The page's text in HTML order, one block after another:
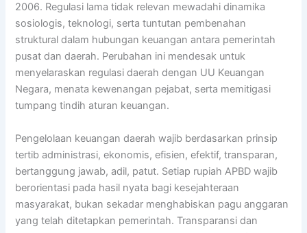
2006. Regulasi lama tidak relevan mewadahi dinamika
sosiologis, teknologi, serta tuntutan pembenahan
struktural dalam hubungan keuangan antara pemerintah
pusat dan daerah. Perubahan ini mendesak untuk
menyelaraskan regulasi daerah dengan UU Keuangan
Negara, menata kewenangan pejabat, serta memitigasi
tumpang tindih aturan keuangan.
Pengelolaan keuangan daerah wajib berdasarkan prinsip
tertib administrasi, ekonomis, efisien, efektif, transparan,
bertanggung jawab, adil, patut. Setiap rupiah APBD wajib
berorientasi pada hasil nyata bagi kesejahteraan
masyarakat, bukan sekadar menghabiskan pagu anggaran
yang telah ditetapkan pemerintah. Transparansi dan